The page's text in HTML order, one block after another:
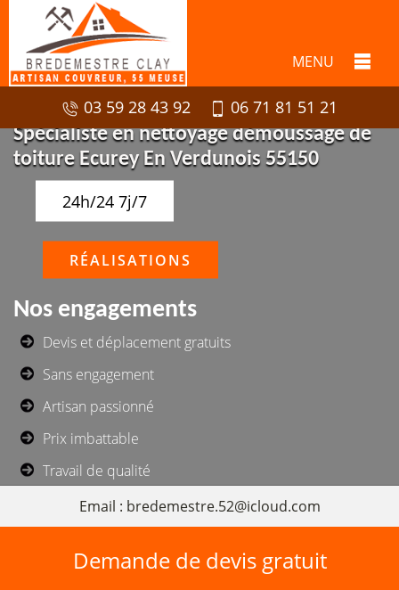
MENU
03 59 28 43 92
06 71 81 51 21
Spécialiste en nettoyage démoussage de
toiture Ecurey En Verdunois 55150
24h/24 7j/7
RÉALISATIONS
Nos engagements
Devis et déplacement gratuits
Sans engagement
Artisan passionné
Prix imbattable
Travail de qualité
Email : bredemestre.52@icloud.com
Demande de devis gratuit